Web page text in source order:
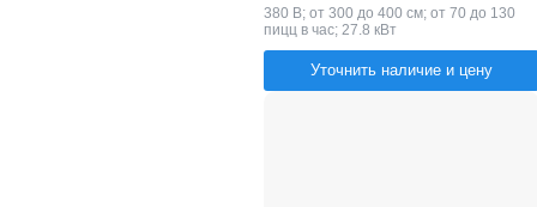
380 В; от 300 до 400 см; от 70 до 130
пицц в час; 27.8 кВт
Уточнить наличие и цену